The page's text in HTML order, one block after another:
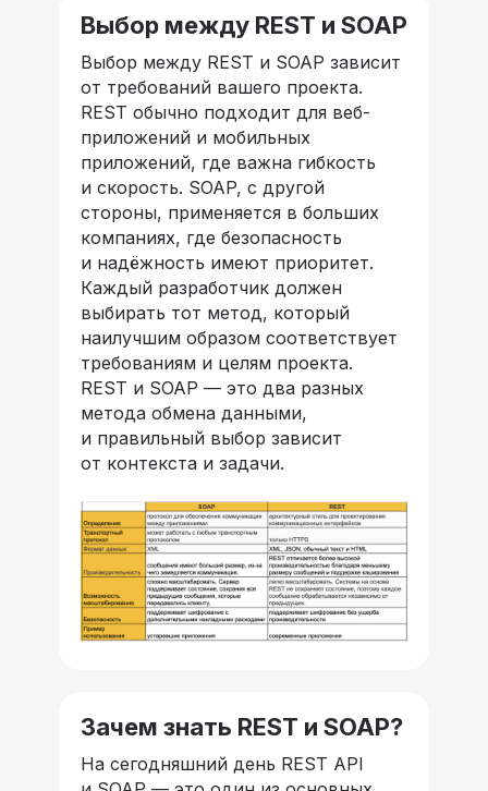
Выбор между REST и SOAP
Выбор между REST и SOAP зависит
от требований вашего проекта.
REST обычно подходит для веб-
приложений и мобильных
приложений, где важна гибкость
и скорость. SOAP, с другой
стороны, применяется в больших
компаниях, где безопасность
и надёжность имеют приоритет.
Каждый разработчик должен
выбирать тот метод, который
наилучшим образом соответствует
требованиям и целям проекта.
REST и SOAP — это два разных
метода обмена данными,
и правильный выбор зависит
от контекста и задачи.
Зачем знать REST и SOAP?
На сегодняшний день REST API